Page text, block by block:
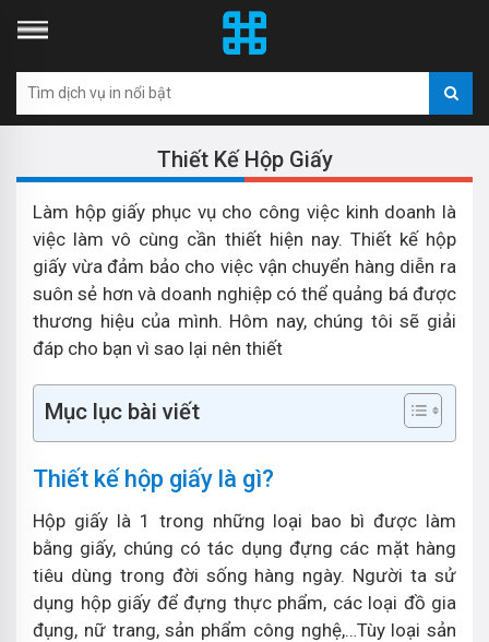
Thiết Kế Hộp Giấy
Làm hộp giấy phục vụ cho công việc kinh doanh là
việc làm vô cùng cần thiết hiện nay. Thiết kế hộp
giấy vừa đảm bảo cho việc vận chuyển hàng diễn ra
suôn sẻ hơn và doanh nghiệp có thể quảng bá được
thương hiệu của mình. Hôm nay, chúng tôi sẽ giải
đáp cho bạn vì sao lại nên thiết
Mục lục bài viết
Thiết kế hộp giấy là gì?
Hộp giấy là 1 trong những loại bao bì được làm
bằng giấy, chúng có tác dụng đựng các mặt hàng
tiêu dùng trong đời sống hàng ngày. Người ta sử
dụng hộp giấy để đựng thực phẩm, các loại đồ gia
đụng, nữ trang, sản phẩm công nghệ,…Tùy loại sản